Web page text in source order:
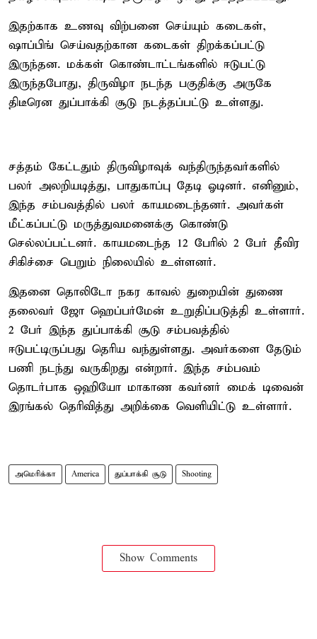
இதற்காக உணவு விற்பனை செய்யும் கடைகள்,
ஷாப்பிங் செய்வதற்கான கடைகள் திறக்கப்பட்டு
இருந்தன. மக்கள் கொண்டாட்டங்களில் ஈடுபட்டு
இருந்தபோது, திருவிழா நடந்த பகுதிக்கு அருகே
திடீரென துப்பாக்கி சூடு நடத்தப்பட்டு உள்ளது.
சத்தம் கேட்டதும் திருவிழாவுக் வந்திருந்தவர்களில்
பலர் அலறியடித்து, பாதுகாப்பு தேடி ஓடினர். எனினும்,
இந்த சம்பவத்தில் பலர் காயமடைந்தனர். அவர்கள்
மீட்கப்பட்டு மருத்துவமனைக்கு கொண்டு
செல்லப்பட்டனர். காயமடைந்த 12 பேரில் 2 பேர் தீவிர
சிகிச்சை பெறும் நிலையில் உள்ளனர்.
இதனை தொலிடோ நகர காவல் துறையின் துணை
தலைவர் ஜோ ஹெப்பர்மேன் உறுதிப்படுத்தி உள்ளார்.
2 பேர் இந்த துப்பாக்கி சூடு சம்பவத்தில்
ஈடுபட்டிருப்பது தெரிய வந்துள்ளது. அவர்களை தேடும்
பணி நடந்து வருகிறது என்றார். இந்த சம்பவம்
தொடர்பாக ஒஹியோ மாகாண கவர்னர் மைக் டிவைன்
இரங்கல் தெரிவித்து அறிக்கை வெளியிட்டு உள்ளார்.
அமெரிக்கா America துப்பாக்கி சூடு Shooting
Show Comments